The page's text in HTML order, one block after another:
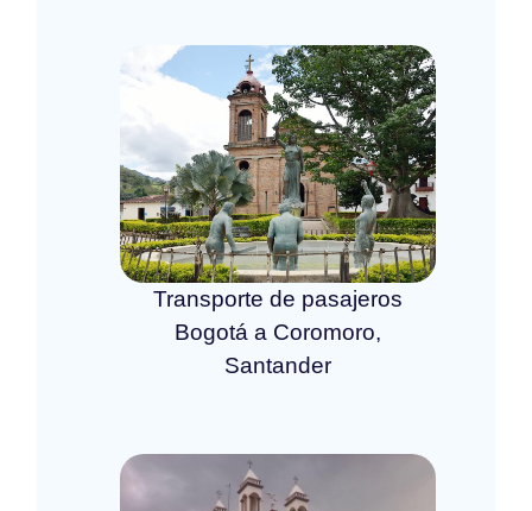
Transporte de pasajeros
Bogotá a Coromoro,
Santander